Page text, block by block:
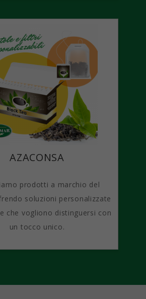
AZACONSA
prodotti a marchio del
soluzioni personalizzate
che vogliono distinguersi con
un tocco unico.